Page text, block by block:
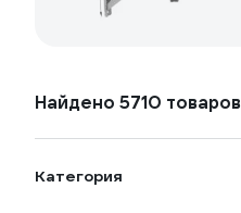
Найдено 5710 товаров
Категория